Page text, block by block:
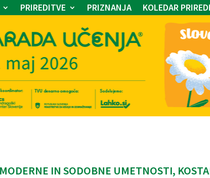
PRIREDITVE PRIZNANJA KOLEDAR
IN SODOBNE UMETNOSTI,